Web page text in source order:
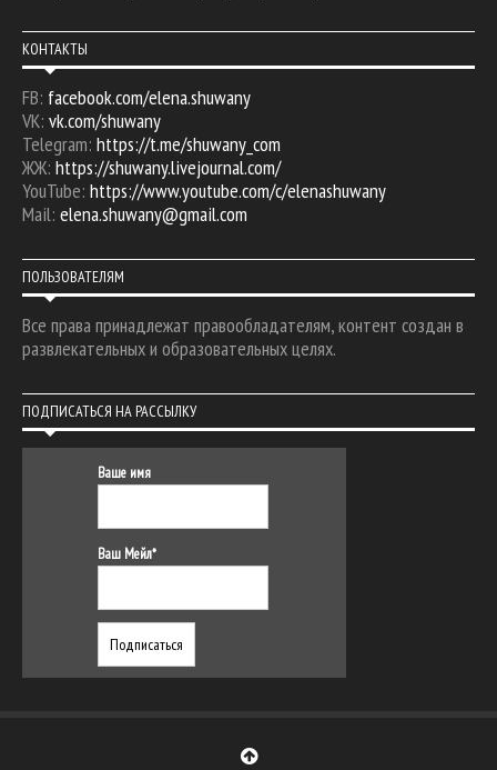
КОНТАКТЫ
FB: facebook.com/elena.shuwany
VK: vk.com/shuwany
Telegram: https://t.me/shuwany_com
ЖЖ: https://shuwany.livejournal.com/
YouTube: https://www.youtube.com/c/elenashuwany
Mail: elena.shuwany@gmail.com
ПОЛЬЗОВАТЕЛЯМ
Все права принадлежат правообладателям, контент создан в
развлекательных и образовательных целях.
ПОДПИСАТЬСЯ НА РАССЫЛКУ
Ваше имя
Ваш Мейл*